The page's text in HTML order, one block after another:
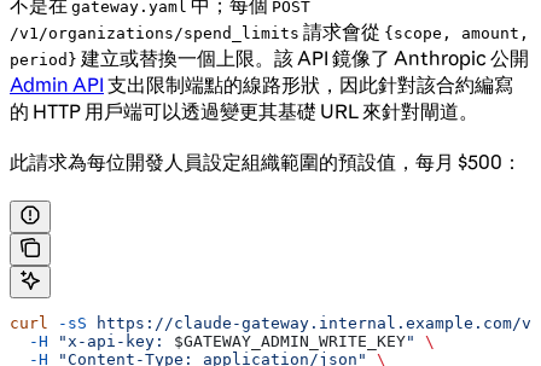
gateway.yaml
POST
/v1/organizations/spend_limits 請求會從 {scope, amount,
period} 建立或替換一個上限。該 API 鏡像了 Anthropic 公開
Admin API 支出限制端點的線路形狀，因此針對該合約編寫
的 HTTP 用戶端可以透過變更其基礎 URL 來針對閘道。
此請求為每位開發人員設定組織範圍的預設值，每月 $500：
curl -sS https://claude-gateway.internal.example.com/
  -H
"x-api-key: $GATEWAY_ADMIN_WRITE_KEY"
\
  -H
"Content-Type: application/json"
\